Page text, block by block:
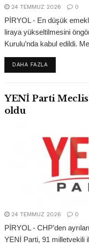
24 TEMMUZ 2026 0
PİRYOL - En düşük
liraya yükseltilmesini
Kurulu’nda kabul edildi.
DAHA FAZLADETAILS
YENİ Parti
oldu
24 TEMMUZ 2026 0
PİRYOL - CHP’den
YENİ Parti, 91 milletvekili